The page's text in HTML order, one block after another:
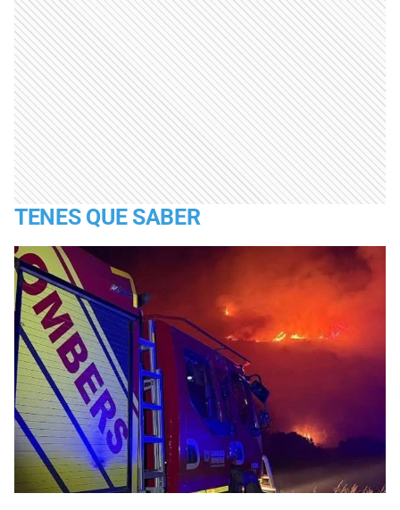
TENES QUE SABER